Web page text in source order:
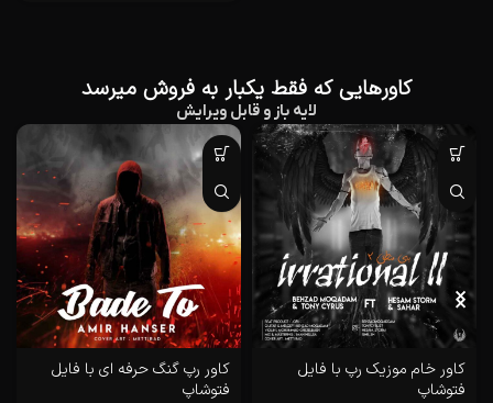
کاورهایی که فقط یکبار به فروش میرسد
لایه باز و قابل ویرایش
کاور رپ گنگ حرفه ای با فایل
فتوشاپ
کاور موزیک دپ به نام خنثی